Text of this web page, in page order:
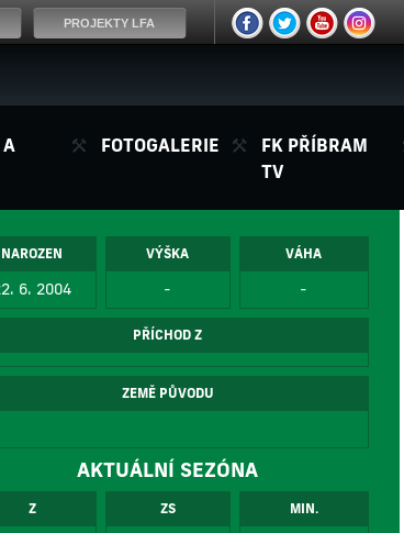
A
FOTOGALERIE
FK PŘÍBRAM
TV
NAROZEN
6. 2004
VÝŠKA
-
VÁHA
-
PŘÍCHOD Z
ZEMĚ PŮVODU
AKTUÁLNÍ SEZÓNA
Z ZS MIN.
PROJEKTY LFA